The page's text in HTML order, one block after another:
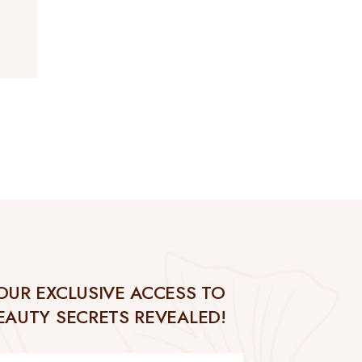
EXCLUSIVE ACCESS TO
SECRETS REVEALED!